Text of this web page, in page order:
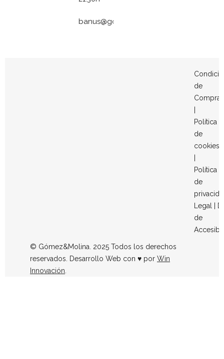
banus@gomezymolina.com
de
Compra
Política
de
cookies
Política
de
Legal
de
© Gómez&Molina. 2025 Todos los derechos
reservados. Desarrollo Web con ♥ por Win
Innovación